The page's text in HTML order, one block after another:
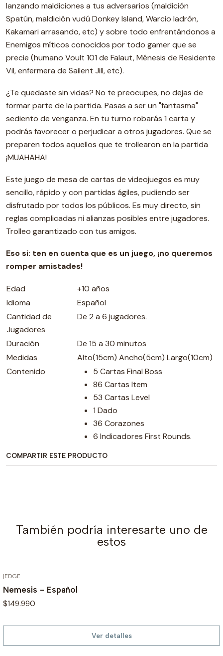
lanzando maldiciones a tus adversarios (maldición
Spatún, maldición vudú Donkey Island, Warcio ladrón,
Kakamari arrasando, etc) y sobre todo enfrentándonos a
Enemigos míticos conocidos por todo gamer que se
precie (humano Voult 101 de Falaut, Ménesis de Residente
Vil, enfermera de Sailent Jill, etc).
¿Te quedaste sin vidas? No te preocupes, no dejas de
formar parte de la partida. Pasas a ser un "fantasma"
sediento de venganza. En tu turno robarás 1 carta y
podrás favorecer o perjudicar a otros jugadores. Que se
preparen todos aquellos que te trollearon en la partida
¡MUAHAHA!
Este juego de mesa de cartas de videojuegos es muy
sencillo, rápido y con partidas ágiles, pudiendo ser
disfrutado por todos los públicos. Es muy directo, sin
reglas complicadas ni alianzas posibles entre jugadores.
Trolleo garantizado con tus amigos.
Eso si: ten en cuenta que es un juego, ¡no queremos
romper amistades!
Edad
+10 años
Idioma
Español
Cantidad de
Jugadores
De 2 a 6 jugadores.
Duración
De 15 a 30 minutos
Medidas
Alto(15cm) Ancho(5cm) Largo(10cm)
Contenido
5 Cartas Final Boss
86 Cartas Item
53 Cartas Level
1 Dado
36 Corazones
6 Indicadores First Rounds.
COMPARTIR ESTE PRODUCTO
También podría interesarte uno de
estos
|EDGE
Nemesis - Español
$149.990
Ver detalles